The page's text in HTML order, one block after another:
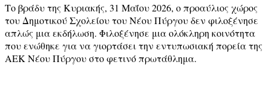
Το βράδυ της Κυριακής, 31 Μαΐου 2026, ο προαύλιος χώρος
του Δημοτικού Σχολείου του Νέου Πύργου δεν φιλοξένησε
απλώς μια εκδήλωση. Φιλοξένησε μια ολόκληρη κοινότητα
που ενώθηκε για να γιορτάσει την εντυπωσιακή πορεία της
ΑΕΚ Νέου Πύργου στο φετινό πρωτάθλημα.